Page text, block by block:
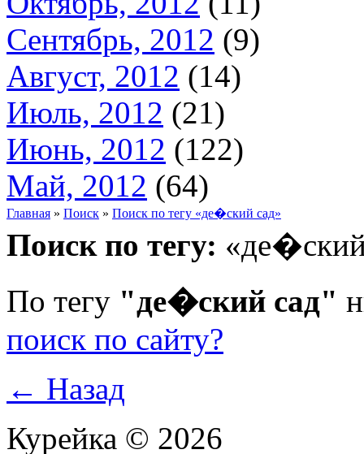
Сентябрь, 2012 (9)
Август, 2012 (14)
Июль, 2012 (21)
Июнь, 2012 (122)
Май, 2012 (64)
Главная » Поиск » Поиск по тегу «де�ский сад»
Поиск по тегу:
По тегу "де�ский сад"
поиск по сайту?
← Назад
Курейка © 2026